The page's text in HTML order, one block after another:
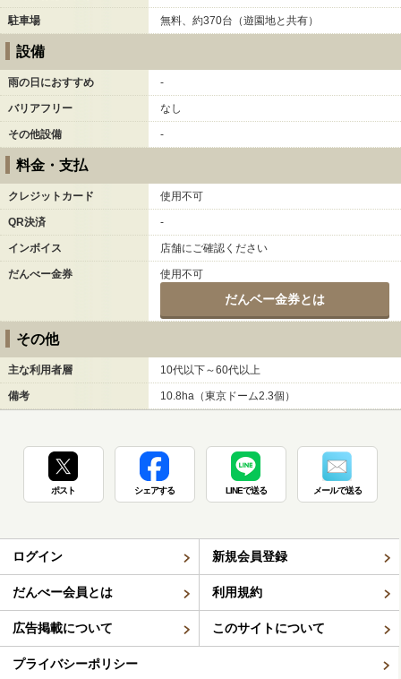
駐車場 無料、約370台（遊園地と共有）
設備
雨の日におすすめ -
バリアフリー なし
その他設備 -
料金・支払
クレジットカード 使用不可
QR決済 -
インボイス 店舗にご確認ください
だんべー金券 使用不可
だんベー金券とは
その他
主な利用者層 10代以下～60代以上
備考 10.8ha（東京ドーム2.3個）
ポスト シェアする LINEで送る メールで送る
ログイン 新規会員登録
だんべー会員とは 利用規約
広告掲載について このサイトについて
プライバシーポリシー